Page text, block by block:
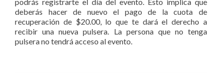
deberás hacer de nuevo el pago de la cuota de
recuperación de $20.00, lo que te dará el derecho a
recibir una nueva pulsera. La persona que no tenga
pulsera no tendrá acceso al evento.